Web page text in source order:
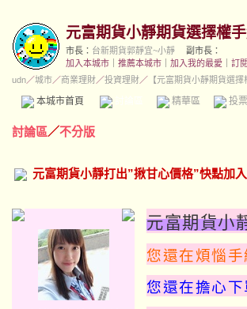
元富期貨小靜期貨選擇權
市長： 台新期貨郭靜宜~小靜
副市長：
加入本城市
推薦本城市 加入我的最愛
訂
udn／城市／商業理財／投資理財／ 【元富期貨小靜期貨選
本城市首頁 精華區 投
討論區／不分版
元富期貨小靜打出”揪甘心價格”快點加
元富期貨小
您還在煩惱手
您還在擔心下